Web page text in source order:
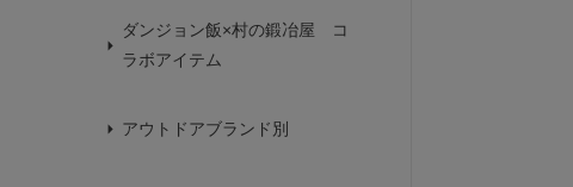
ダンジョン飯×村の鍛冶屋 コ
ラボアイテム
アウトドアブランド別